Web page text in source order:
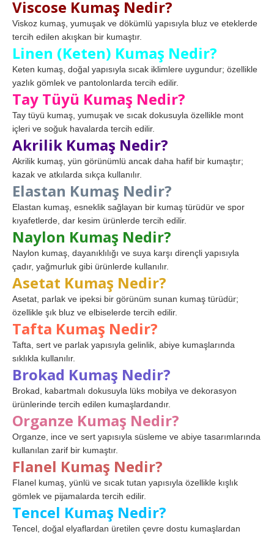
Viscose Kumaş Nedir?
Viskoz kumaş, yumuşak ve dökümlü yapısıyla bluz ve eteklerde
tercih edilen akışkan bir kumaştır.
Linen (Keten) Kumaş Nedir?
Keten kumaş, doğal yapısıyla sıcak iklimlere uygundur; özellikle
yazlık gömlek ve pantolonlarda tercih edilir.
Tay Tüyü Kumaş Nedir?
Tay tüyü kumaş, yumuşak ve sıcak dokusuyla özellikle mont
içleri ve soğuk havalarda tercih edilir.
Akrilik Kumaş Nedir?
Akrilik kumaş, yün görünümlü ancak daha hafif bir kumaştır;
kazak ve atkılarda sıkça kullanılır.
Elastan Kumaş Nedir?
Elastan kumaş, esneklik sağlayan bir kumaş türüdür ve spor
kıyafetlerde, dar kesim ürünlerde tercih edilir.
Naylon Kumaş Nedir?
Naylon kumaş, dayanıklılığı ve suya karşı dirençli yapısıyla
çadır, yağmurluk gibi ürünlerde kullanılır.
Asetat Kumaş Nedir?
Asetat, parlak ve ipeksi bir görünüm sunan kumaş türüdür;
özellikle şık bluz ve elbiselerde tercih edilir.
Tafta Kumaş Nedir?
Tafta, sert ve parlak yapısıyla gelinlik, abiye kumaşlarında
sıklıkla kullanılır.
Brokad Kumaş Nedir?
Brokad, kabartmalı dokusuyla lüks mobilya ve dekorasyon
ürünlerinde tercih edilen kumaşlardandır.
Organze Kumaş Nedir?
Organze, ince ve sert yapısıyla süsleme ve abiye tasarımlarında
kullanılan zarif bir kumaştır.
Flanel Kumaş Nedir?
Flanel kumaş, yünlü ve sıcak tutan yapısıyla özellikle kışlık
gömlek ve pijamalarda tercih edilir.
Tencel Kumaş Nedir?
Tencel, doğal elyaflardan üretilen çevre dostu kumaşlardan